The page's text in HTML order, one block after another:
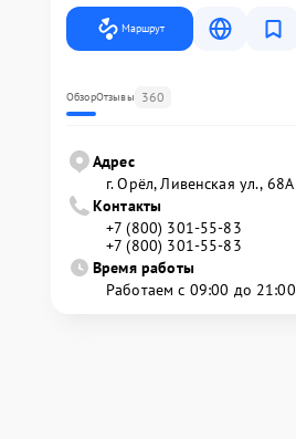
Маршрут
ОбзорОтзывы 360
Адрес
г. Орёл, Ливенская ул., 68А
Контакты
+7 (800) 301-55-83
+7 (800) 301-55-83
Время работы
Работаем с 09:00 до 21:00